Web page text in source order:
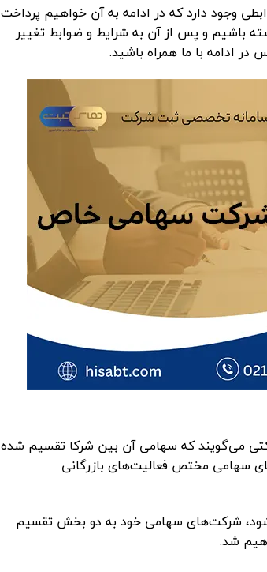
وجود دارد که در ادامه به آن خواهیم پرداخت
باشیم و پس از آن به شرایط و ضوابط تغییر
ادامه با ما همراه باشید.
می‌گویند که سهامی آن بین شرکا تقسیم شده
سهامی مختص فعالیت‌های بازرگانی
شرکت‌های سهامی خود به دو بخش تقسیم
شد.